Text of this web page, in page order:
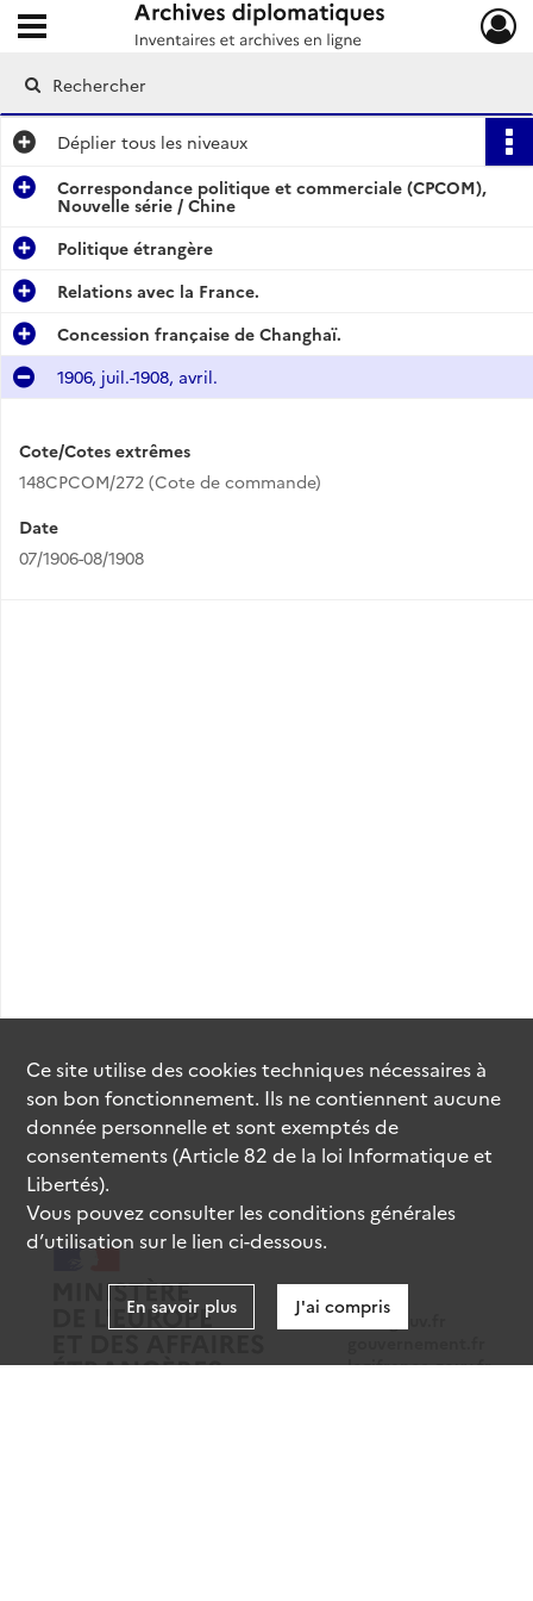
Archives diplomatiques
Ouvrir le menu déroulant
Déplier tous les niveaux
Correspondance politique et commerciale (CPCOM),
Nouvelle série / Chine
Politique étrangère
Relations avec la France.
Concession française de Changhaï.
1906, juil.-1908, avril.
Cote/Cotes extrêmes
148CPCOM/272 (Cote de commande)
Date
07/1906-08/1908
data.gouv.fr
legifrance.gouv.fr
Ce site utilise descookiestechniques nécessaires à
son bon fonctionnement. Ils ne contiennent aucune
donnée personnelle et sont exemptés de
consentements (Article 82 de la loi Informatique et
Libertés).
Vous pouvez consulter les conditions générales
d’utilisation sur le lien ci-dessous.
En savoir plus J'ai compris